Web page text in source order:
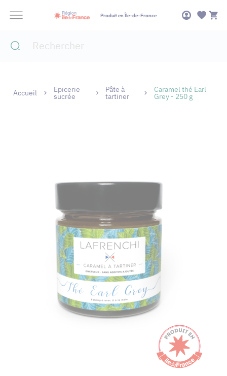
Produit en Île-de-France
Accueil Epicerie
sucrée
Pâte à
tartiner
Caramel thé Earl
Grey - 250 g